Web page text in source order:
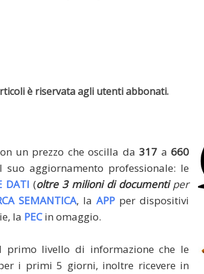
è riservata agli utenti abbonati.
un prezzo che oscilla da317 a660
aggiornamento professionale: le
DATI (oltre 3 milioni di documentiper
SEMANTICA, la APP per dispositivi
la PECin omaggio.
primo livello di informazione che le
i primi 5 giorni, inoltre ricevere in